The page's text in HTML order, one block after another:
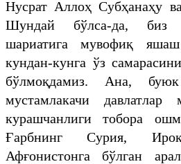
Нусрат Аллоҳ Субҳанаҳу
Шундай бўлса-да, биз
шариатига мувофиқ
кундан-кунга ўз
бўлмоқдамиз. Ана,
мустамлакачи давлатлар
курашчанлиги тобора
Ғарбнинг Сурия,
Афғонистонга бўлган